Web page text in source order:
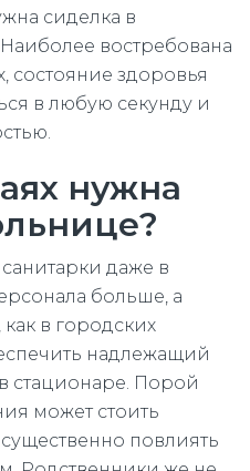
сиделка в
востребована
состояние здоровья
в любую секунду и
нужна
даже в
больше, а
в городских
надлежащий
стационаре. Порой
может стоить
повлиять